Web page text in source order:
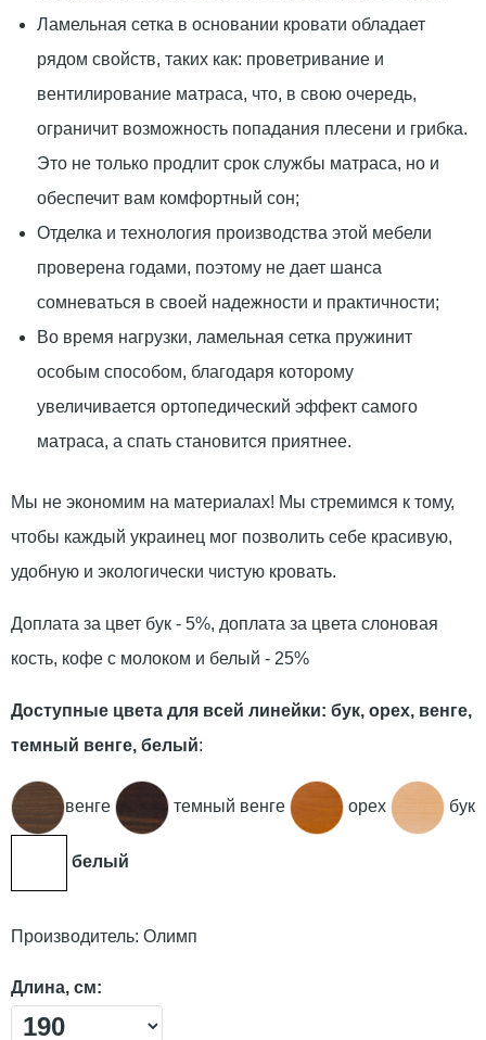
Ламельная сетка в основании кровати обладает
рядом свойств, таких как: проветривание и
вентилирование матраса, что, в свою очередь,
ограничит возможность попадания плесени и грибка.
Это не только продлит срок службы матраса, но и
обеспечит вам комфортный сон;
Отделка и технология производства этой мебели
проверена годами, поэтому не дает шанса
сомневаться в своей надежности и практичности;
Во время нагрузки, ламельная сетка пружинит
особым способом, благодаря которому
увеличивается ортопедический эффект самого
матраса, а спать становится приятнее.
Мы не экономим на материалах! Мы стремимся к тому,
чтобы каждый украинец мог позволить себе красивую,
удобную и экологически чистую кровать.
Доплата за цвет бук - 5%, доплата за цвета слоновая
кость, кофе с молоком и белый - 25%
Доступные цвета для всей линейки: бук, орех, венге,
темный венге, белый:
венге темный венге орех бук
белый
Производитель: Олимп
Длина, см: